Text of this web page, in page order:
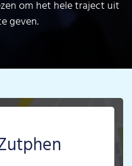
om het hele traject uit
geven.